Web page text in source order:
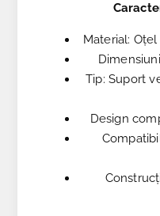
Material:
Tip: Suport
Design